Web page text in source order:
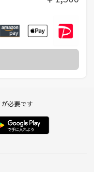
必要です